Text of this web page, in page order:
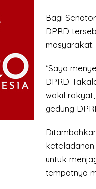
Bagi
DPRD
masyarakat.
“Saya
DPRD
wakil
gedung
untuk
tempatnya